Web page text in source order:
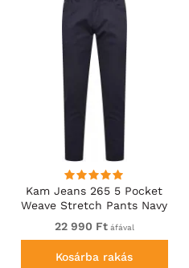
Kam Jeans 265 5 Pocket
Weave Stretch Pants Navy
22 990 Ftáfával
Kosárba rakás